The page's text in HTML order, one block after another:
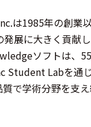
は1985年の創業
展に大きく貢献
ソフトは、
Student Labを通
で学術分野を支え